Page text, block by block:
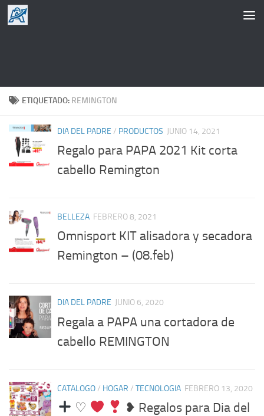
Saltar al contenido
ETIQUETADO: REMINGTON
DIA DEL PADRE / PRODUCTOS JUNIO 14, 2021
Regalo para PAPA 2021 Kit corta
cabello Remington
BELLEZA FEBRERO 8, 2021
Omnisport KIT alisadora y secadora
Remington – (08.feb)
DIA DEL PADRE JUNIO 6, 2020
Regala a PAPA una cortadora de
cabello REMINGTON
CATALOGO/ HOGAR / TECNOLOGIA FEBRERO 13, 2020
♡
❥ Regalos para Dia del